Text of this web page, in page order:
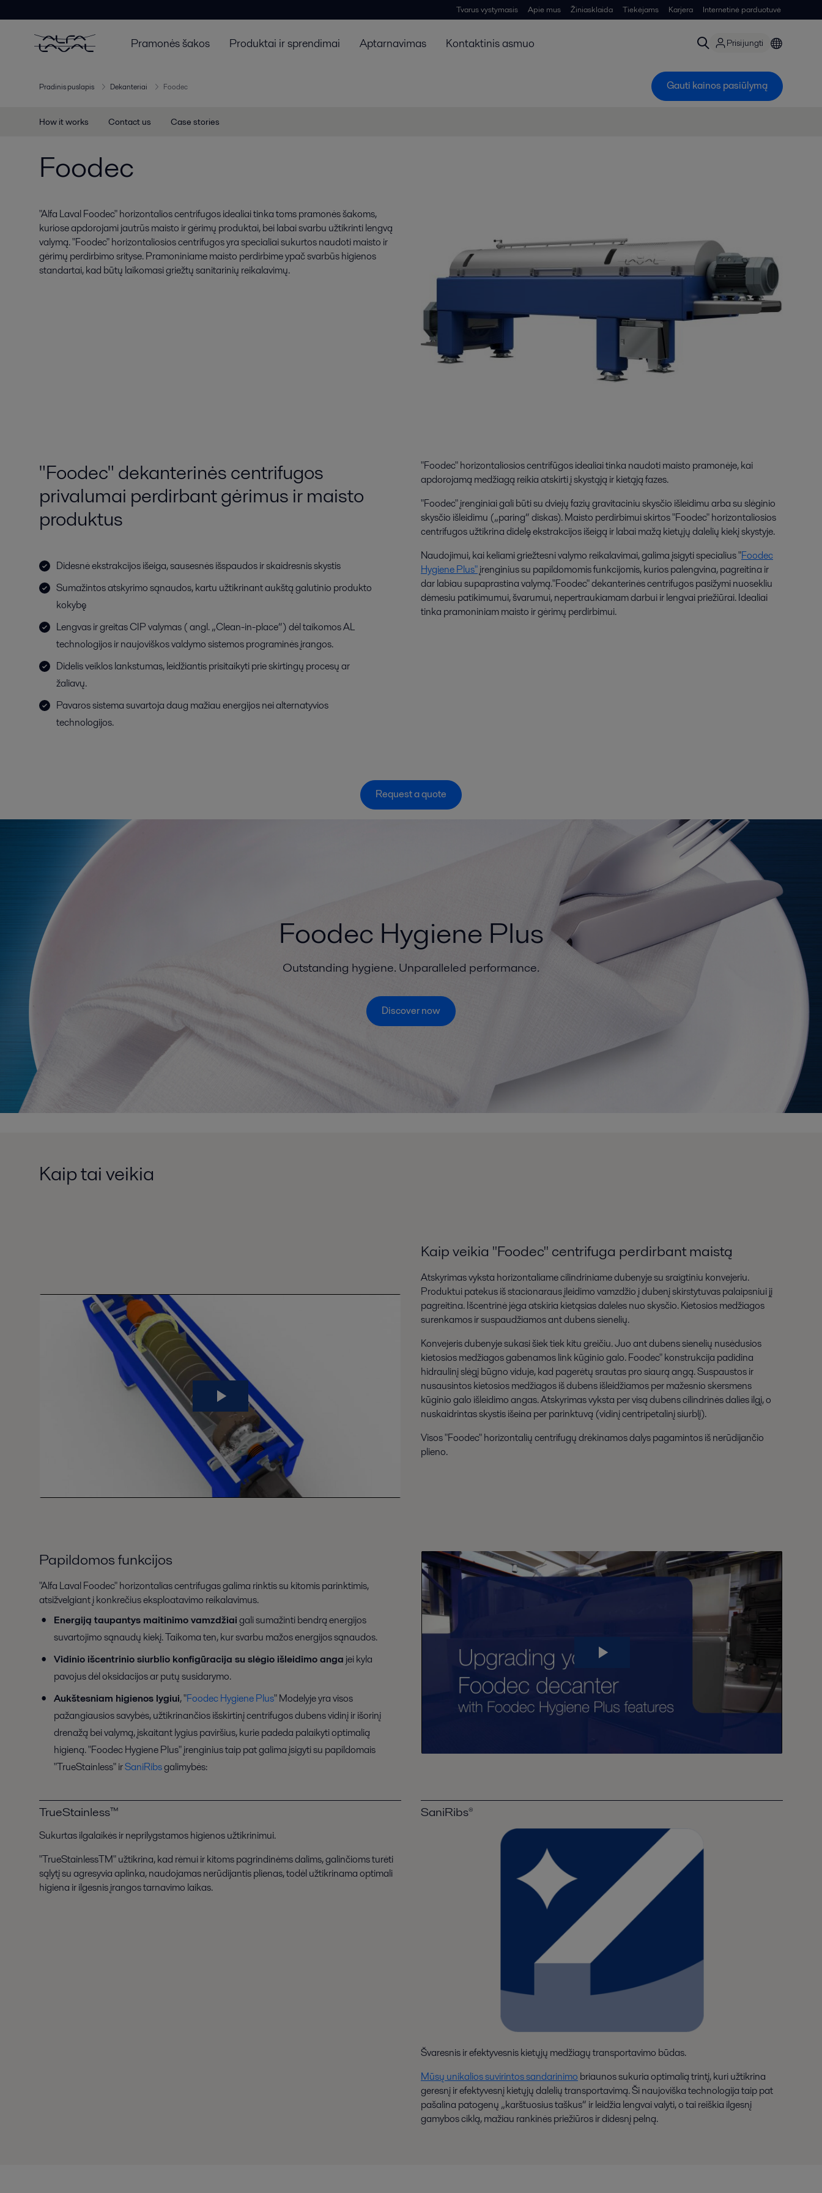
Tvarus vystymasis Apie mus Žiniasklaida Tiekėjams Karjera Internetinė parduotuvė
Pramonės šakos Produktai ir sprendimai Aptarnavimas Kontaktinis asmuo Prisijungti
Pradinis puslapis Dekanteriai Foodec Gauti kainos pasiūlymą
How it works Contact us Case stories
Foodec
"Alfa Laval Foodec" horizontalios centrifugos idealiai tinka toms pramonės šakoms,
kuriose apdorojami jautrūs maisto ir gėrimų produktai, bei labai svarbu užtikrinti lengvą
valymą. "Foodec" horizontaliosios centrifugos yra specialiai sukurtos naudoti maisto ir
gėrimų perdirbimo srityse. Pramoniniame maisto perdirbime ypač svarbūs higienos
standartai, kad būtų laikomasi griežtų sanitarinių reikalavimų.
"Foodec" dekanterinės centrifugos
privalumai perdirbant gėrimus ir maisto
produktus
Didesnė ekstrakcijos išeiga, sausesnės išspaudos ir skaidresnis skystis
Sumažintos atskyrimo sąnaudos, kartu užtikrinant aukštą galutinio produkto
kokybę
Lengvas ir greitas CIP valymas ( angl. „Clean-in-place“) dėl taikomos AL
technologijos ir naujoviškos valdymo sistemos programinės įrangos.
Didelis veiklos lankstumas, leidžiantis prisitaikyti prie skirtingų procesų ar
žaliavų.
Pavaros sistema suvartoja daug mažiau energijos nei alternatyvios
technologijos.
"Foodec" horizontaliosios centrifūgos idealiai tinka naudoti maisto pramonėje, kai
apdorojamą medžiagą reikia atskirti į skystąją ir kietąją fazes.
"Foodec" įrenginiai gali būti su dviejų fazių gravitaciniu skysčio išleidimu arba su slėginio
skysčio išleidimu („paring“ diskas). Maisto perdirbimui skirtos "Foodec" horizontaliosios
centrifugos užtikrina didelę ekstrakcijos išeigą ir labai mažą kietųjų dalelių kiekį skystyje.
Naudojimui, kai keliami griežtesni valymo reikalavimai, galima įsigyti specialius "Foodec
Hygiene Plus"įrenginius su papildomomis funkcijomis, kurios palengvina, pagreitina ir
dar labiau supaprastina valymą."Foodec" dekanterinės centrifugos pasižymi nuosekliu
dėmesiu patikimumui, švarumui, nepertraukiamam darbui ir lengvai priežiūrai. Idealiai
tinka pramoniniam maisto ir gėrimų perdirbimui.
Request a quote
Foodec Hygiene Plus
Outstanding hygiene. Unparalleled performance.
Discover now
Kaip tai veikia
Kaip veikia "Foodec" centrifuga perdirbant maistą
Atskyrimas vyksta horizontaliame cilindriniame dubenyje su sraigtiniu konvejeriu.
Produktui patekus iš stacionaraus įleidimo vamzdžio į dubenį skirstytuvas palaipsniui jį
pagreitina. Išcentrinė jėga atskiria kietąsias daleles nuo skysčio. Kietosios medžiagos
surenkamos ir suspaudžiamos ant dubens sienelių.
Konvejeris dubenyje sukasi šiek tiek kitu greičiu. Juo ant dubens sienelių nusėdusios
kietosios medžiagos gabenamos link kūginio galo. Foodec" konstrukcija padidina
hidraulinį slėgį būgno viduje, kad pagerėtų srautas pro siaurą angą. Suspaustos ir
nusausintos kietosios medžiagos iš dubens išleidžiamos per mažesnio skersmens
kūginio galo išleidimo angas. Atskyrimas vyksta per visą dubens cilindrinės dalies ilgį, o
nuskaidrintas skystis išeina per parinktuvą (vidinį centripetalinį siurblį).
Visos "Foodec" horizontalių centrifugų drėkinamos dalys pagamintos iš nerūdijančio
plieno.
Papildomos funkcijos
"Alfa Laval Foodec" horizontalias centrifugas galima rinktis su kitomis parinktimis,
atsižvelgiant į konkrečius eksploatavimo reikalavimus.
Energiją taupantys maitinimo vamzdžiaigali sumažinti bendrą energijos
suvartojimo sąnaudų kiekį. Taikoma ten, kur svarbu mažos energijos sąnaudos.
Vidinio išcentrinio siurblio konfigūracija su slėgio išleidimo anga jei kyla
pavojus dėl oksidacijos ar putų susidarymo.
Aukštesniam higienos lygiui, "Foodec Hygiene Plus" Modelyje yra visos
pažangiausios savybės, užtikrinančios išskirtinį centrifugos dubens vidinį ir išorinį
drenažą bei valymą, įskaitant lygius paviršius, kurie padeda palaikyti optimalią
higieną. "Foodec Hygiene Plus" įrenginius taip pat galima įsigyti su papildomais
"TrueStainless" irSaniRibsgalimybės:
TrueStainless™
Sukurtas ilgalaikės ir neprilygstamos higienos užtikrinimui.
"TrueStainlessTM" užtikrina, kad rėmui ir kitoms pagrindinėms dalims, galinčioms turėti
sąlytį su agresyvia aplinka, naudojamas nerūdijantis plienas, todėl užtikrinama optimali
higiena ir ilgesnis įrangos tarnavimo laikas.
SaniRibs®
Švaresnis ir efektyvesnis kietųjų medžiagų transportavimo būdas.
Mūsų unikalios suvirintos sandarinimo briaunos sukuria optimalią trintį, kuri užtikrina
geresnį ir efektyvesnį kietųjų dalelių transportavimą. Ši naujoviška technologija taip pat
pašalina patogenų „karštuosius taškus“ ir leidžia lengvai valyti, o tai reiškia ilgesnį
gamybos ciklą, mažiau rankinės priežiūros ir didesnį pelną.